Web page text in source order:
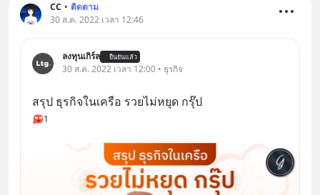
CC • ติดตาม
30 ส.ค. 2022 เวลา 12:46
ลงทุนเกิร์ล ยืนยันแล้ว
30 ส.ค. 2022 เวลา 12:00 • ธุรกิจ
สรุป ธุรกิจในเครือ รวยไม่หยุด กรุ๊ป
1